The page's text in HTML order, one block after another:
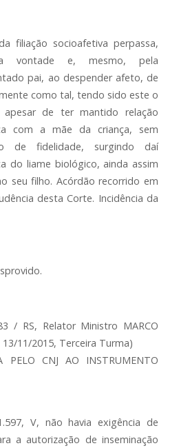
filiação socioafetiva perpassa,
vontade e, mesmo, pela
pai, ao despender afeto, de
como tal, tendo sido este o
de ter mantido relação
com a mãe da criança, sem
de fidelidade, surgindo daí
do liame biológico, ainda assim
seu filho. Acórdão recorrido em
desta Corte. Incidência da
/ RS, Relator Ministro MARCO
13/11/2015, Terceira Turma)
PELO CNJ AO INSTRUMENTO
V, não havia exigência de
a autorização de inseminação